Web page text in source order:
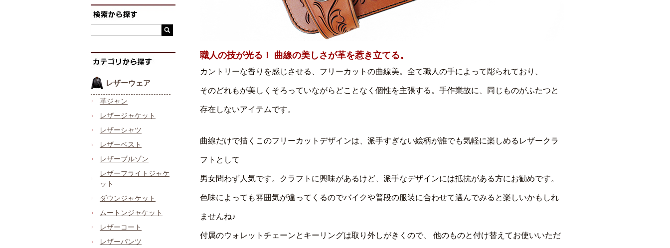
レザーウェア
革ジャン
レザージャケット
レザーシャツ
レザーベスト
レザーブルゾン
レザーフライトジャケ
ット
ダウンジャケット
ムートンジャケット
レザーコート
レザーパンツ
職人の技が光る！ 曲線の美しさが革を惹き立てる。
カントリーな香りを感じさせる、フリーカットの曲線美。全て職人の手によって彫られており、
そのどれもが美しくそろっていながらどことなく個性を主張する。手作業故に、同じものがふたつと
存在しないアイテムです。
曲線だけで描くこのフリーカットデザインは、派手すぎない絵柄が誰でも気軽に楽しめるレザークラ
フトとして
男女問わず人気です。クラフトに興味があるけど、派手なデザインには抵抗がある方にお勧めです。
色味によっても雰囲気が違ってくるのでバイクや普段の服装に合わせて選んでみると楽しいかもしれ
ませんね♪
付属のウォレットチェーンとキーリングは取り外しがきくので、 他のものと付け替えてお使いいただ